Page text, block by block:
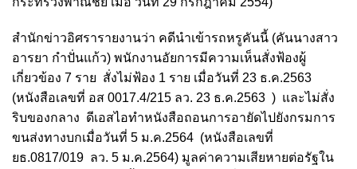
สำนักข่าวอิศรารายงานว่า คดีนำเข้ารถหรูคันนี้ (คันนางสาว
อารยา กำปั่นแก้ว) พนักงานอัยการมีความเห็นสั่งฟ้องผู้
เกี่ยวข้อง 7 ราย สั่งไม่ฟ้อง 1 ราย เมื่อวันที่ 23 ธ.ค.2563
(หนังสือเลขที่ อส 0017.4/215 ลว. 23 ธ.ค.2563 ) และไม่สั่ง
ริบของกลาง ดีเอสไอทำหนังสือถอนการอายัดไปยังกรมการ
ขนส่งทางบกเมื่อวันที่ 5 ม.ค.2564 (หนังสือเลขที่
ยธ.0817/019 ลว. 5 ม.ค.2564) มูลค่าความเสียหายต่อรัฐใน